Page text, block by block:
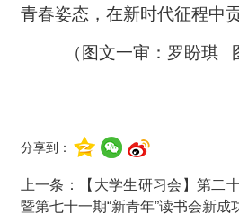
青春姿态，在新时代征程中
（图文一审：罗盼琪
分享到：
上一条：
【大学生研习会】第二
暨第七十一期“新青年”读书会新成